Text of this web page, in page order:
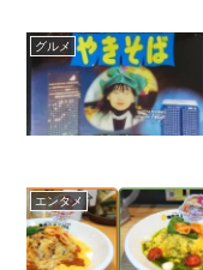
グルメ
エンタメ